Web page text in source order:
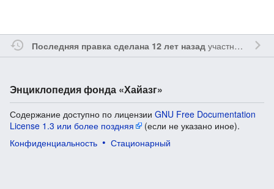
Последняя правка сделана 12 лет назадучастником
Энциклопедия фонда «Хайазг»
Содержание доступно по лицензии GNU Free Documentation
License 1.3 или более поздняя
(если не указано иное).
Конфиденциальность
Стационарный